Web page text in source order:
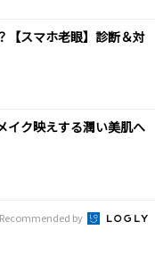
【スマホ老眼】診断＆対
イク映えする潤い美肌へ
Recommended by